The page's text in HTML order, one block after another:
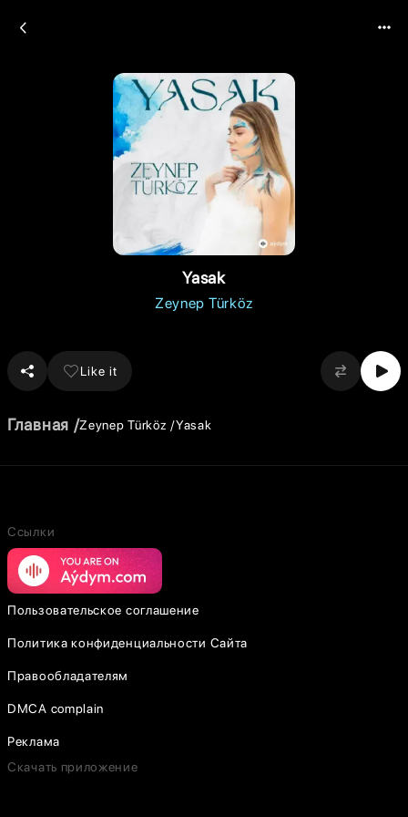
Yasak
Zeynep Türköz
Like it
Главная Zeynep Türköz Yasak
Ссылки
Пользовательское соглашение
Политика конфиденциальности Сайта
Правообладателям
DMCA complain
Реклама
Скачать приложение